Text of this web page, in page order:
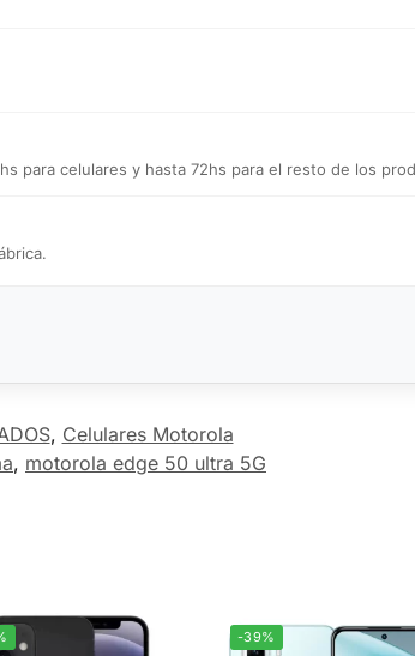
para celulares y hasta 72hs para el resto de los
, Celulares Motorola
, motorola edge 50 ultra 5G
-39%